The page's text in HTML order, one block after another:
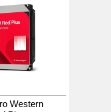
Western